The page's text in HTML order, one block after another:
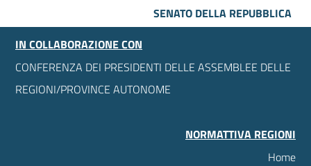
SENATO DELLA REPUBBLICA
IN COLLABORAZIONE CON
CONFERENZA DEI PRESIDENTI DELLE ASSEMBLEE DELLE
REGIONI/PROVINCE AUTONOME
NORMATTIVA REGIONI
Home